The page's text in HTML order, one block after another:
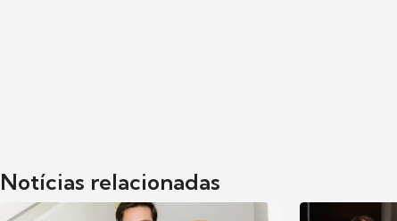
Notícias relacionadas